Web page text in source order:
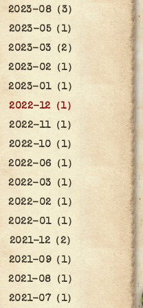
2023-08（3）
2023-05（1）
2023-03（2）
2023-02（1）
2023-01（1）
2022-12（1）
2022-11（1）
2022-10（1）
2022-06（1）
2022-03（1）
2022-02（1）
2022-01（1）
2021-12（2）
2021-09（1）
2021-08（1）
2021-07（1）